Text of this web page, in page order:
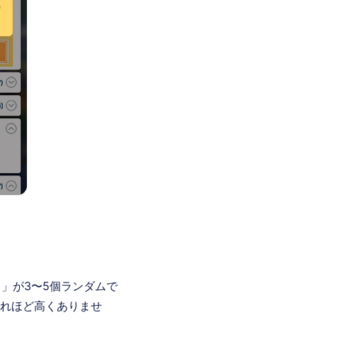
が3〜5個ランダムで
ほど高くありませ